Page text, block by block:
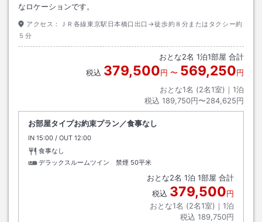
なロケーションです。
アクセス：
ＪＲ各線東京駅日本橋口出口→徒歩約８分またはタクシー約
５分
おとな2名 1泊1部屋 合計
税込 379,500円 〜 569,250円
おとな1名 (2名1室)｜ 1泊
税込 189,750円〜284,625円
お部屋タイプお約束プラン／食事なし
IN チェックイン
15:00 / OUT チェックアウト
12:00
食事なし
デラックスルームツイン 禁煙 50平米
おとな2名 1泊 1部屋 合計
税込 379,500円
おとな1名 (2名1室)｜ 1泊
税込 189,750円